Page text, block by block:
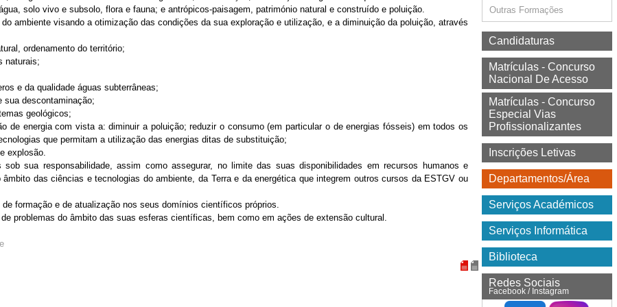
solo vivo e subsolo, flora e fauna; e antrópicos-paisagem, património natural e construído e poluição.
ambiente visando a otimização das condições da sua exploração e utilização, e a diminuição da poluição, através
ordenamento do território;
naturais;
e da qualidade águas subterrâneas;
sua descontaminação;
geológicos;
de energia com vista a: diminuir a poluição; reduzir o consumo (em particular o de energias fósseis) em todos os
que permitam a utilização das energias ditas de substituição;
explosão.
sua responsabilidade, assim como assegurar, no limite das suas disponibilidades em recursos humanos e
das ciências e tecnologias do ambiente, da Terra e da energética que integrem outros cursos da ESTGV ou
formação e de atualização nos seus domínios científicos próprios.
problemas do âmbito das suas esferas científicas, bem como em ações de extensão cultural.
Outras Formações
Candidaturas
Matrículas - Concurso
Nacional De Acesso
Matrículas - Concurso
Especial Vias
Profissionalizantes
Inscrições Letivas
Departamentos/Área
Serviços Académicos
Serviços Informática
Biblioteca
Redes Sociais
Facebook / Instagram